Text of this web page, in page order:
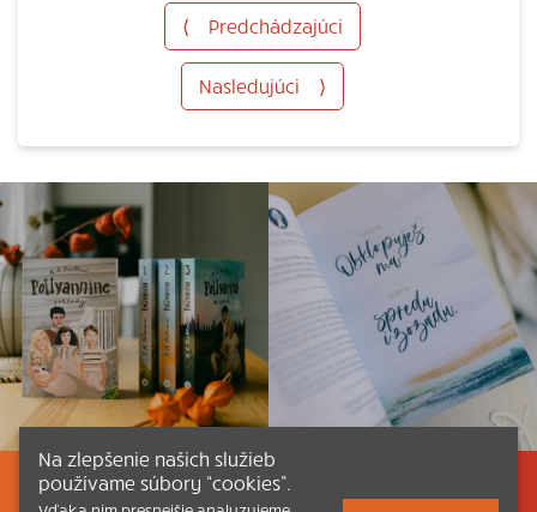
⟨ Predchádzajúci
Nasledujúci ⟩
Listovať Obsah Dokumenty a články
Na zlepšenie našich služieb
používame súbory “cookies”.